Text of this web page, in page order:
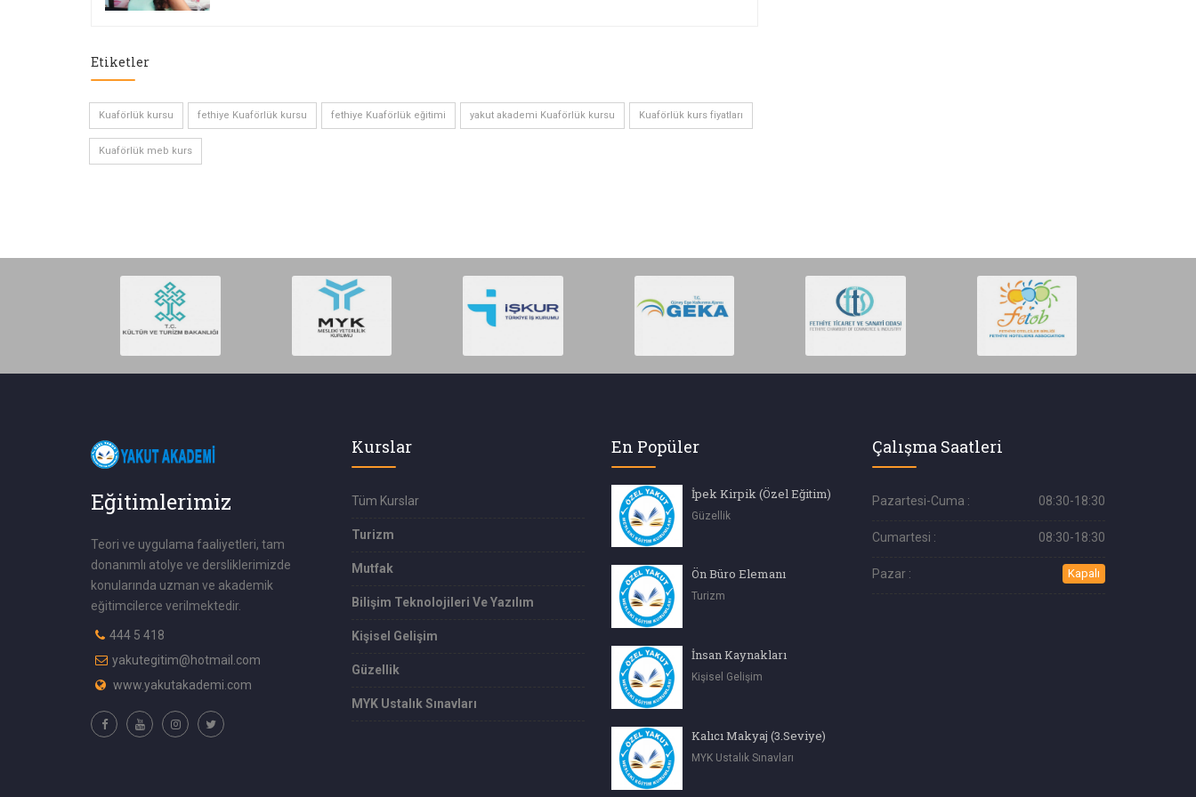
Etiketler
Kuaförlük kursu fethiye Kuaförlük kursu fethiye Kuaförlük eğitimi yakut akademi Kuaförlük kursu Kuaförlük kurs fiyatları
Kuaförlük meb kurs
Eğitimlerimiz
Teori ve uygulama faaliyetleri, tam
donanımlı atolye ve dersliklerimizde
konularında uzman ve akademik
eğitimcilerce verilmektedir.
444 5 418
yakutegitim@hotmail.com
www.yakutakademi.com
Kurslar
Tüm Kurslar
Turizm
Mutfak
Bilişim Teknolojileri Ve Yazılım
Kişisel Gelişim
Güzellik
MYK Ustalık Sınavları
En Popüler
İpek Kirpik (Özel Eğitim)
Güzellik
Ön Büro Elemanı
Turizm
İnsan Kaynakları
Kişisel Gelişim
Kalıcı Makyaj (3.Seviye)
MYK Ustalık Sınavları
Çalışma Saatleri
Pazartesi-Cuma : 08:30-18:30
Cumartesi : 08:30-18:30
Pazar : Kapalı